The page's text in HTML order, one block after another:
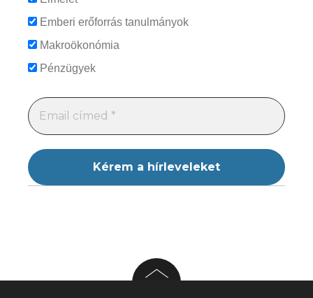
Emberi erőforrás tanulmányok
Makroökonómia
Pénzügyek